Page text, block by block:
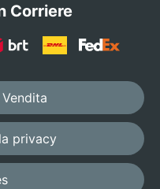
Corriere
privacy